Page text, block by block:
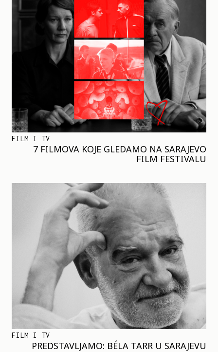
FILM I TV
7 FILMOVA KOJE GLEDAMO NA SARAJEVO
FILM FESTIVALU
FILM I TV
PREDSTAVLJAMO: BÉLA TARR U SARAJEVU